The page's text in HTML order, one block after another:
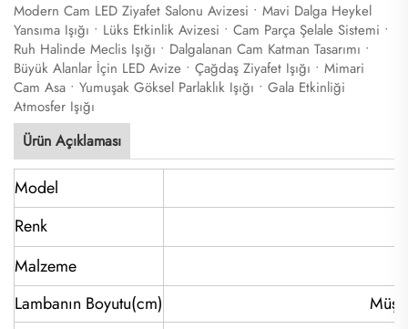
Modern Cam LED Ziyafet Salonu Avizesi • Mavi Dalga Heykel
Yansıma Işığı • Lüks Etkinlik Avizesi • Cam Parça Şelale Sistemi •
Ruh Halinde Meclis Işığı • Dalgalanan Cam Katman Tasarımı •
Büyük Alanlar İçin LED Avize • Çağdaş Ziyafet Işığı • Mimari
Cam Asa • Yumuşak Göksel Parlaklık Işığı • Gala Etkinliği
Atmosfer Işığı
Ürün Açıklaması
Model
Renk
Malzeme
Lambanın Boyutu(cm)